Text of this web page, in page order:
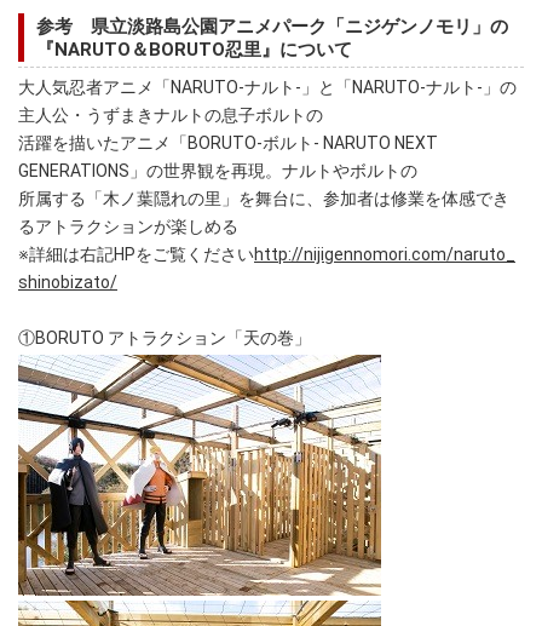
参考 県立淡路島公園アニメパーク「ニジゲンノモリ」の
『NARUTO＆BORUTO忍里』について
大人気忍者アニメ「NARUTO-ナルト-」と「NARUTO-ナルト-」の
主人公・うずまきナルトの息子ボルトの
活躍を描いたアニメ「BORUTO-ボルト- NARUTO NEXT
GENERATIONS」の世界観を再現。ナルトやボルトの
所属する「木ノ葉隠れの里」を舞台に、参加者は修業を体感でき
るアトラクションが楽しめる
※詳細は右記HPをご覧くださいhttp://nijigennomori.com/naruto_
shinobizato/
①BORUTO アトラクション「天の巻」